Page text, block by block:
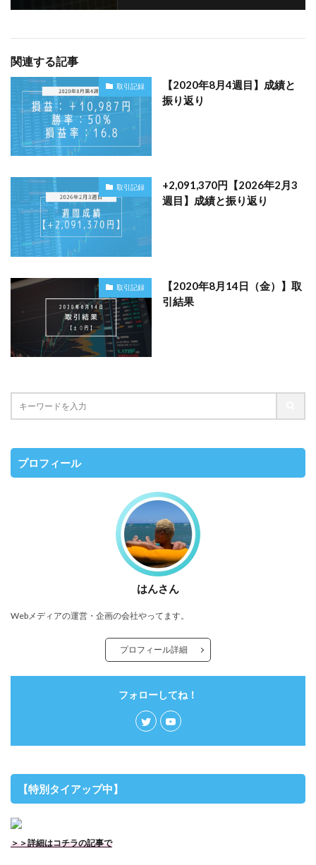
関連する記事
取引記録
【2020年8月4週目】成績と
振り返り
取引記録
+2,091,370円【2026年2月3
週目】成績と振り返り
取引記録
【2020年8月14日（金）】取
引結果
プロフィール
はんさん
Webメディアの運営・企画の会社やってます。
プロフィール詳細
フォローしてね！
【特別タイアップ中】
＞＞詳細はコチラの記事で